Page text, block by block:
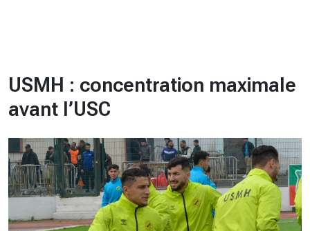
USMH : concentration maximale
avant l’USC